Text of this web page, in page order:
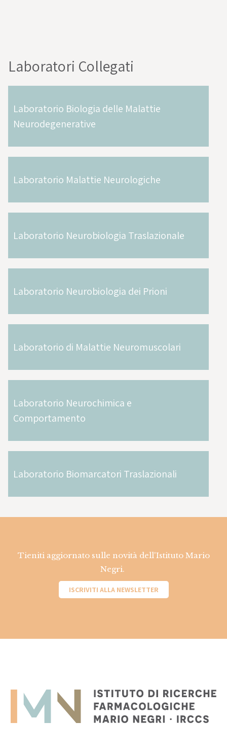
Laboratori Collegati
Laboratorio Biologia delle Malattie
Neurodegenerative
Laboratorio Malattie Neurologiche
Laboratorio Neurobiologia Traslazionale
Laboratorio Neurobiologia dei Prioni
Laboratorio di Malattie Neuromuscolari
Laboratorio Neurochimica e
Comportamento
Laboratorio Biomarcatori Traslazionali
Tieniti aggiornato sulle novità dell'Istituto Mario
Negri.
ISCRIVITI ALLA NEWSLETTER